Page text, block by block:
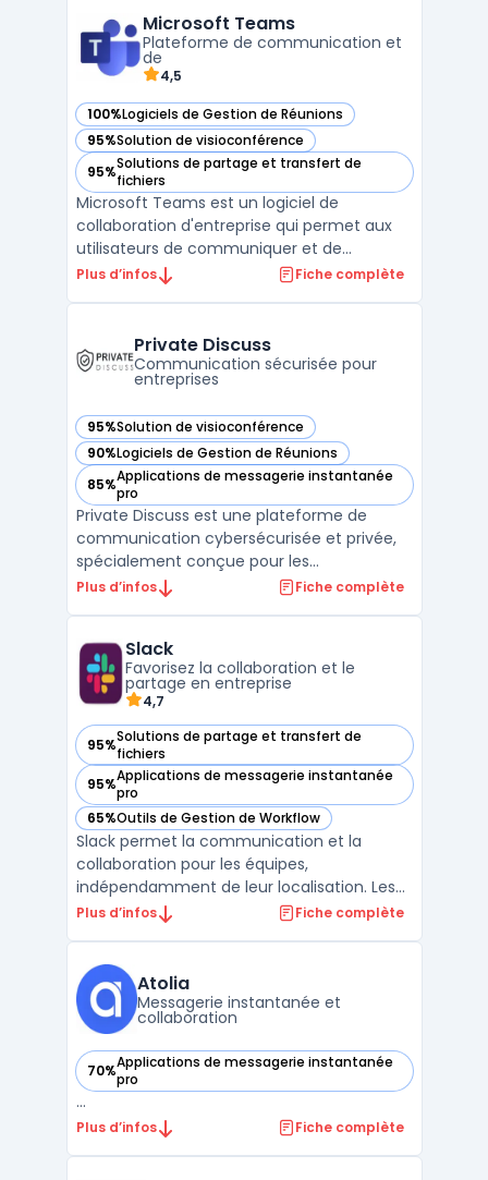
contacts et les tâches depuis une interface
unique. Avec des opti ...
Microsoft Teams
Plateforme de communication et
de
4,5
100%Logiciels de Gestion de Réunions
— voir Microsoft Teams dans cette catégorie
95%Solution de visioconférence
— voir Microsoft Teams dans cette catégorie
95%Solutions de partage et transfert de
fichiers
— voir Microsoft Teams dans cette catégorie
Microsoft Teams est un logiciel de
collaboration d'entreprise qui permet aux
utilisateurs de communiquer et de
collaborer efficacement avec des équipes
communiquer via des chats, des appels
audio et des appels vidéo. Il offre égal ...
Plus d’infos Fiche complète
Private Discuss
Communication sécurisée pour
entreprises
95%Solution de visioconférence
— voir Private Discuss dans cette catégorie
90%Logiciels de Gestion de Réunions
— voir Private Discuss dans cette catégorie
85%Applications de messagerie instantanée
pro
— voir Private Discuss dans cette catégorie
Private Discuss est une plateforme de
communication cybersécurisée et privée,
spécialement conçue pour les
gouvernements et les entreprises sensibles.
WhatsApp, Teams et Zoom, elle se
distingue par un niveau de chiffrement
robu ...
Plus d’infos Fiche complète
Slack
Favorisez la collaboration et le
partage en entreprise
4,7
95%Solutions de partage et transfert de
fichiers
— voir Slack dans cette catégorie
95%Applications de messagerie instantanée
pro
— voir Slack dans cette catégorie
65%Outils de Gestion de Workflow
— voir Slack dans cette catégorie
Slack permet la communication et la
collaboration pour les équipes,
indépendamment de leur localisation. Les
entreprises utilisent Slack pour organiser
de l’information, la continuité des
conversations et la recherc ...
Plus d’infos Fiche complète
Atolia
Messagerie instantanée et
collaboration
70%Applications de messagerie instantanée
pro
— voir Atolia dans cette catégorie
...
Plus d’infos Fiche complète